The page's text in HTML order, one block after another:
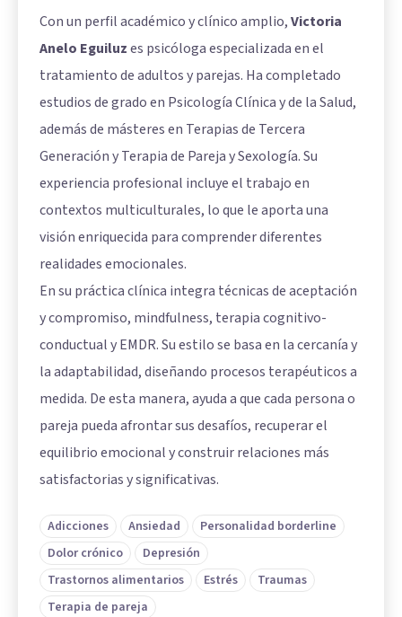
Con un perfil académico y clínico amplio,Victoria
Anelo Eguiluzes psicóloga especializada en el
tratamiento de adultos y parejas. Ha completado
estudios de grado en Psicología Clínica y de la Salud,
además de másteres en Terapias de Tercera
Generación y Terapia de Pareja y Sexología. Su
experiencia profesional incluye el trabajo en
contextos multiculturales, lo que le aporta una
visión enriquecida para comprender diferentes
realidades emocionales.
En su práctica clínica integra técnicas de aceptación
y compromiso, mindfulness, terapia cognitivo-
conductual y EMDR. Su estilo se basa en la cercanía y
la adaptabilidad, diseñando procesos terapéuticos a
medida. De esta manera, ayuda a que cada persona o
pareja pueda afrontar sus desafíos, recuperar el
equilibrio emocional y construir relaciones más
satisfactorias y significativas.
Adicciones Ansiedad
Personalidad borderline
Dolor crónico
Depresión
Trastornos alimentarios
Estrés
Traumas
Terapia de pareja